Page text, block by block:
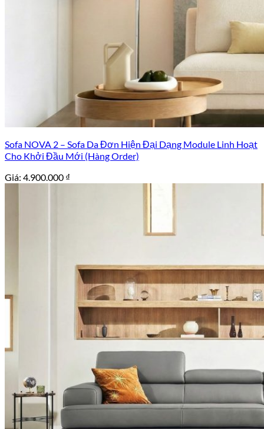
Sofa NOVA 2 – Sofa Da Đơn Hiện Đại Dạng Module Linh Hoạt
Cho Khởi Đầu Mới (Hàng Order)
Giá: 4.900.000 ₫